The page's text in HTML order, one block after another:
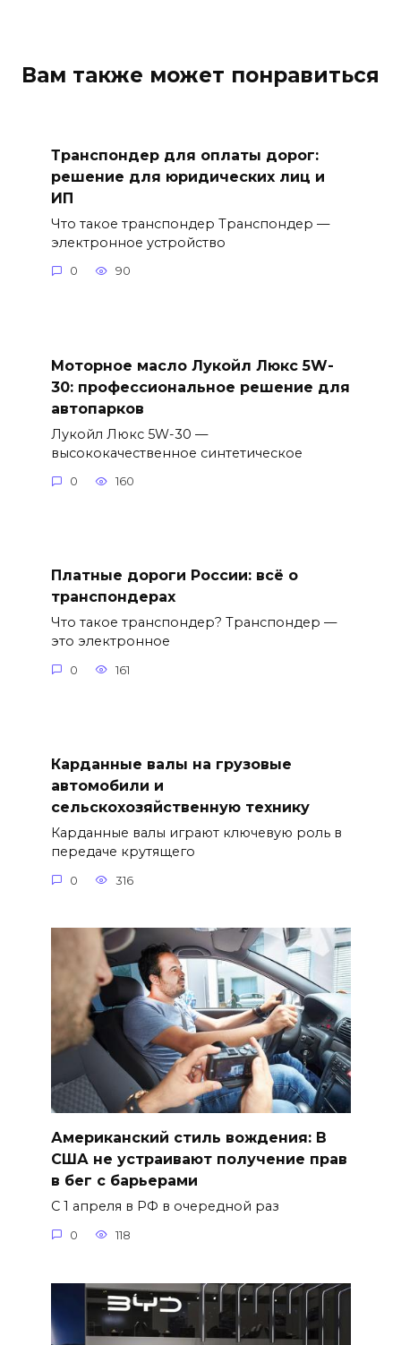
Вам также может понравиться
Транспондер для оплаты дорог:
решение для юридических лиц и
ИП
Что такое транспондер Транспондер —
электронное устройство
0 90
Моторное масло Лукойл Люкс 5W-
30: профессиональное решение для
автопарков
Лукойл Люкс 5W-30 —
высококачественное синтетическое
0 160
Платные дороги России: всё о
транспондерах
Что такое транспондер? Транспондер —
это электронное
0 161
Карданные валы на грузовые
автомобили и
сельскохозяйственную технику
Карданные валы играют ключевую роль в
передаче крутящего
0 316
Американский стиль вождения: В
США не устраивают получение прав
в бег с барьерами
С 1 апреля в РФ в очередной раз
0 118